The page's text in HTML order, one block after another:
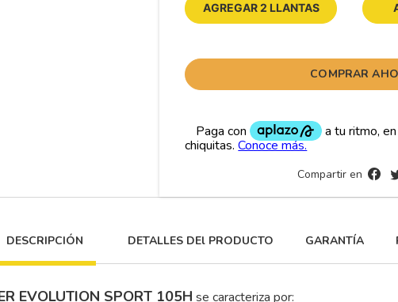
AGREGAR 2 LLANTAS
COMPRAR
Compartir en
DESCRIPCIÓN DETALLES DEl PRODUCTO GARANTÍA
EVOLUTION SPORT 105H se caracteriza por: